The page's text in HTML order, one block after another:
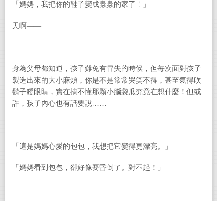
「媽媽，我把你的鞋子變成蟲蟲的家了！」
天啊——
身為父母都知道， 孩子難免有冒失的時候，但每次面對孩子
製造出來的大小麻煩，你是不是常常哭笑不得，甚至氣得吹
鬍子瞪眼睛，實在搞不懂那顆小腦袋瓜究竟在想什麼！但或
許，孩子內心也有話要說……
「這是媽媽心愛的包包，我想把它變得更漂亮。」
「媽媽看到包包，卻好像要昏倒了。對不起！」